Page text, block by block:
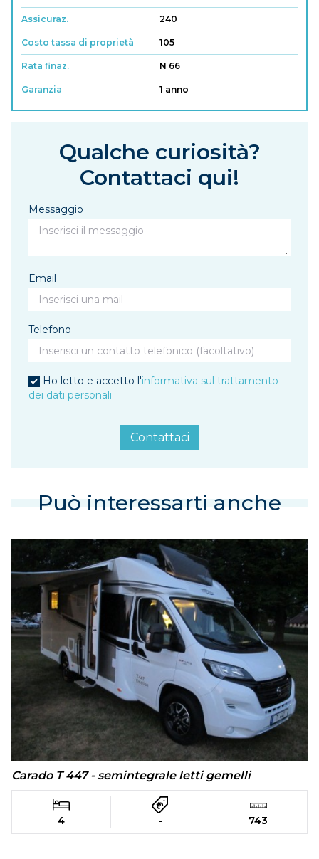
Assicuraz. 240
Costo tassa di proprietà 105
Rata finaz. N 66
Garanzia 1 anno
Qualche curiosità?
Contattaci qui!
Messaggio
Email
Telefono
Ho letto e accetto l'informativa sul trattamento
dei dati personali
Contattaci
Può interessarti anche
Carado T 447 - semintegrale letti gemelli
4 - 743